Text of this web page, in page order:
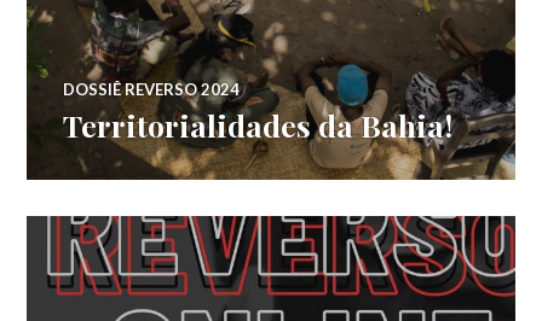
DOSSIÊ REVERSO 2024
Territorialidades da Bahia!